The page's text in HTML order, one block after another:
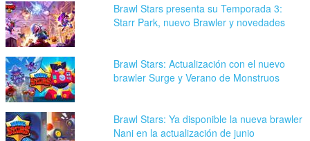
Brawl Stars presenta su Temporada 3:
Starr Park, nuevo Brawler y novedades
Brawl Stars: Actualización con el nuevo
brawler Surge y Verano de Monstruos
Brawl Stars: Ya disponible la nueva brawler
Nani en la actualización de junio